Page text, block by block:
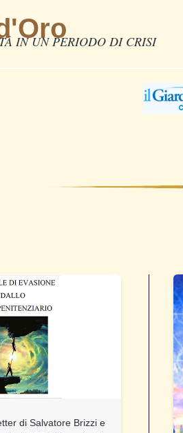
IN UN PERIODO DI CRISI
di Salvatore Brizzi e